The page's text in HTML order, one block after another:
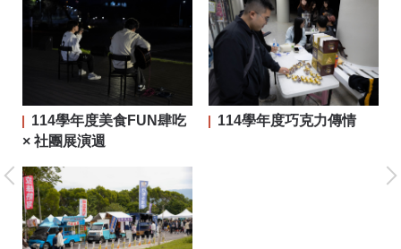
114學年度美食FUN肆吃
× 社團展演週
114學年度巧克力傳情